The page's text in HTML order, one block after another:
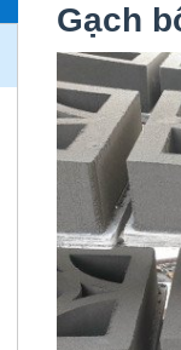
Gạch